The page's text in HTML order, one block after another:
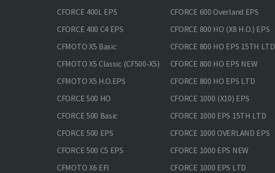
CFORCE 400L EPS
CFORCE 400 С4 EPS
CFMOTO X5 Basic
CFMOTO X5 Classic (CF500-X5)
CFMOTO X5 H.O.EPS
CFORCE 500 HO
CFORCE 500 Basic
CFORCE 500 EPS
CFORCE 500 С5 EPS
CFMOTO X6 EFI
CFORCE 600 Overland EPS
CFORCE 800 HO (X8 H.O.) EPS
CFORCE 800 HO EPS 15TH LTD
CFORCE 800 HO EPS NEW
CFORCE 800 HO EPS LTD
CFORCE 1000 (X10) EPS
CFORCE 1000 EPS 15TH LTD
CFORCE 1000 OVERLAND EPS
CFORCE 1000 EPS NEW
CFORCE 1000 EPS LTD